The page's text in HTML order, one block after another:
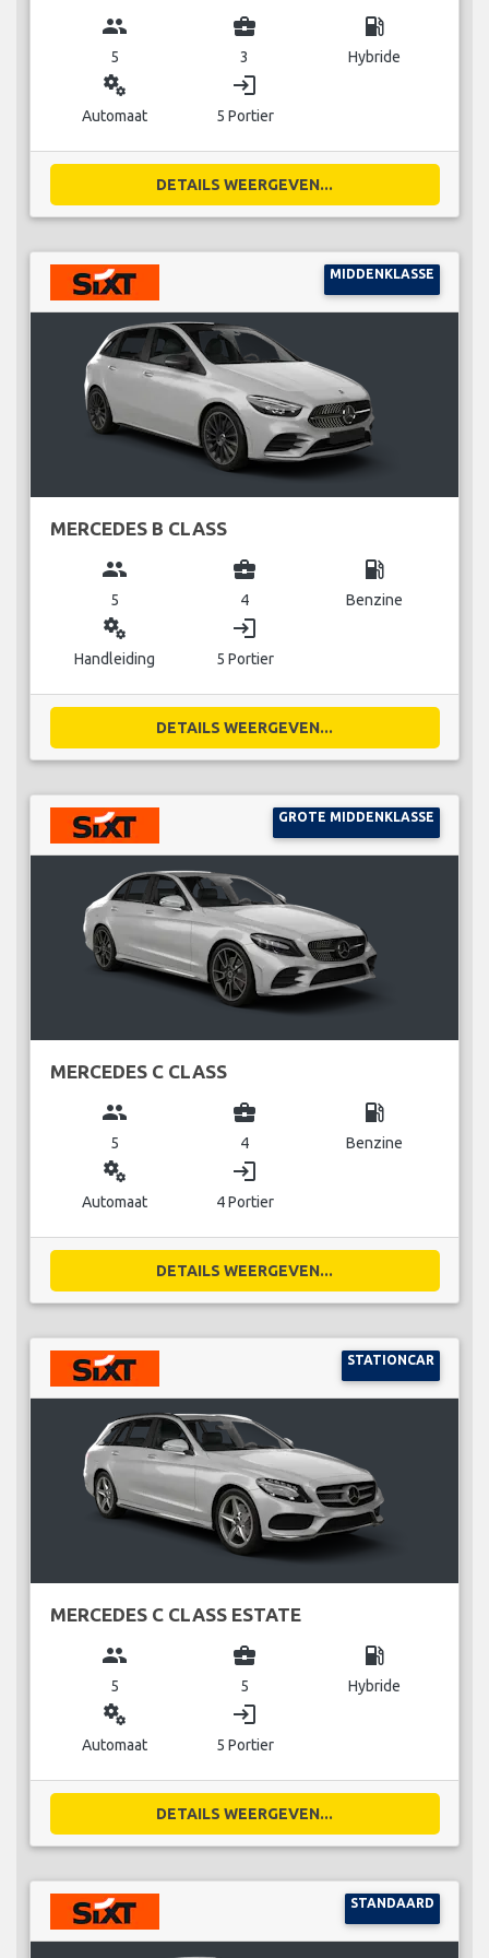
group
5
business_center
3
local_gas_station
Hybride
miscellaneous_services
Automaat
login
5 Portier
DETAILS WEERGEVEN...
MIDDENKLASSE
MERCEDES B CLASS
group
5
business_center
4
local_gas_station
Benzine
miscellaneous_services
Handleiding
login
5 Portier
DETAILS WEERGEVEN...
GROTE MIDDENKLASSE
MERCEDES C CLASS
group
5
business_center
4
local_gas_station
Benzine
miscellaneous_services
Automaat
login
4 Portier
DETAILS WEERGEVEN...
STATIONCAR
MERCEDES C CLASS ESTATE
group
5
business_center
5
local_gas_station
Hybride
miscellaneous_services
Automaat
login
5 Portier
DETAILS WEERGEVEN...
STANDAARD